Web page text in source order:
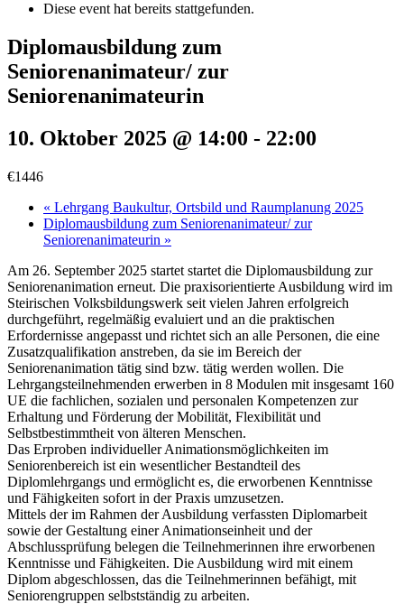
Diese event hat bereits stattgefunden.
Diplomausbildung zum
Seniorenanimateur/ zur
Seniorenanimateurin
10. Oktober 2025 @ 14:00 - 22:00
€1446
« Lehrgang Baukultur, Ortsbild und Raumplanung 2025
Diplomausbildung zum Seniorenanimateur/ zur
Seniorenanimateurin »
Am 26. September 2025 startet startet die Diplomausbildung zur
Seniorenanimation erneut. Die praxisorientierte Ausbildung wird im
Steirischen Volksbildungswerk seit vielen Jahren erfolgreich
durchgeführt, regelmäßig evaluiert und an die praktischen
Erfordernisse angepasst und richtet sich an alle Personen, die eine
Zusatzqualifikation anstreben, da sie im Bereich der
Seniorenanimation tätig sind bzw. tätig werden wollen. Die
Lehrgangsteilnehmenden erwerben in 8 Modulen mit insgesamt 160
UE die fachlichen, sozialen und personalen Kompetenzen zur
Erhaltung und Förderung der Mobilität, Flexibilität und
Selbstbestimmtheit von älteren Menschen.
Das Erproben individueller Animationsmöglichkeiten im
Seniorenbereich ist ein wesentlicher Bestandteil des
Diplomlehrgangs und ermöglicht es, die erworbenen Kenntnisse
und Fähigkeiten sofort in der Praxis umzusetzen.
Mittels der im Rahmen der Ausbildung verfassten Diplomarbeit
sowie der Gestaltung einer Animationseinheit und der
Abschlussprüfung belegen die Teilnehmerinnen ihre erworbenen
Kenntnisse und Fähigkeiten. Die Ausbildung wird mit einem
Diplom abgeschlossen, das die Teilnehmerinnen befähigt, mit
Seniorengruppen selbstständig zu arbeiten.